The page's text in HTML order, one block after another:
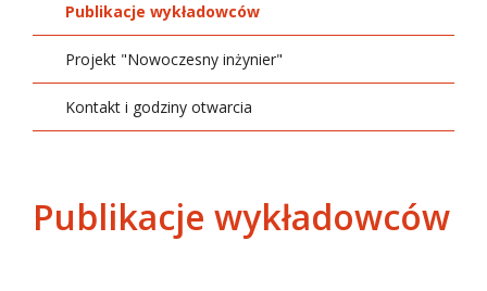
Publikacje wykładowców
Projekt "Nowoczesny inżynier"
Kontakt i godziny otwarcia
Publikacje wykładowców